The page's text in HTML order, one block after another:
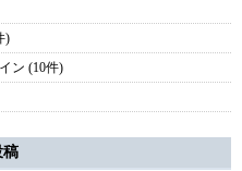
)
ン (10件)
稿